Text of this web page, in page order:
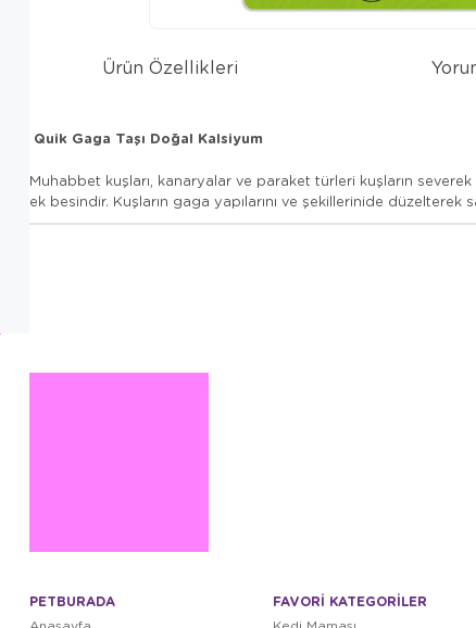
Ürün Özellikleri
Quik Gaga Taşı Doğal Kalsiyum
Muhabbet kuşları, kanaryalar ve paraket türleri kuşların
ek besindir. Kuşların gaga yapılarını ve şekillerinide düzelterek
PETBURADA FAVORİ KATEGORİLER